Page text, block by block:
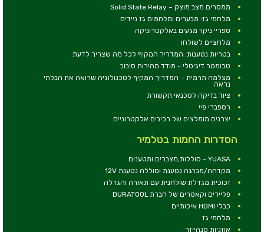
ממסרים מצב מוצק – Solid State Relay
מלחמי גז: מבערים ומלחמים גז ניידים
ספריי ניקוי מגעים באלקטרוניקה
מלחציים לשולחן
בטריות נטענות: המדריך המקיף לכל מה שצריך לדעת
טכומטר דיגיטלי - מודד מהירות סיבוב
מצלמה תרמית – המדריך המקיף לטכנולוגיה שרואה את הבלתי
נראה
ציוד בדיקה לטכנאי תקשורת
רספברי פיי
יצרנים מומלצים של רכיבים אלקטרוניים
הסדרות החמות בטלמיר
YUASA - סוללות,מצברים ומטענים
מקדחה/מברגה נטענת וסוללה נטענת 12V
זכוכית מגדלת שולחנית עם תאורה והגדלה
פליירים וקאטרים של חברת DURATOOL
כבלי HDMI איכותיים
מלחמי גז
אוזניות סנהייזר